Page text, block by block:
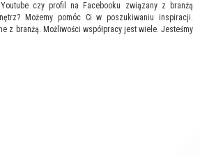
czy profil na Facebooku związany z branżą
Możemy pomóc Ci w poszukiwaniu inspiracji.
z branżą. Możliwości współpracy jest wiele. Jesteśmy